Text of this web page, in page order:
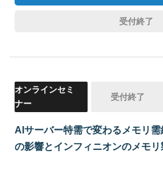
受付終了
オンラインセミ
ナー
受付終了
AIサーバー特需で変わるメモリ
の影響とインフィニオンのメモ